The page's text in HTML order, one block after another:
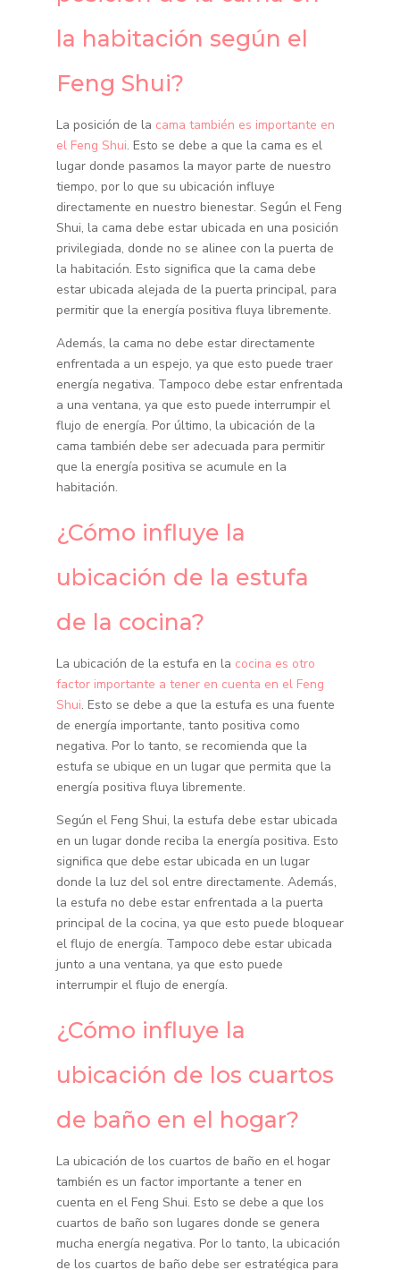
la habitación según el
Feng Shui?
La posición de la cama también es importante en
el Feng Shui. Esto se debe a que la cama es el
lugar donde pasamos la mayor parte de nuestro
tiempo, por lo que su ubicación influye
directamente en nuestro bienestar. Según el Feng
Shui, la cama debe estar ubicada en una posición
privilegiada, donde no se alinee con la puerta de
la habitación. Esto significa que la cama debe
estar ubicada alejada de la puerta principal, para
permitir que la energía positiva fluya libremente.
Además, la cama no debe estar directamente
enfrentada a un espejo, ya que esto puede traer
energía negativa. Tampoco debe estar enfrentada
a una ventana, ya que esto puede interrumpir el
flujo de energía. Por último, la ubicación de la
cama también debe ser adecuada para permitir
que la energía positiva se acumule en la
habitación.
¿Cómo influye la
ubicación de la estufa
de la cocina?
La ubicación de la estufa en la cocina es otro
factor importante a tener en cuenta en el Feng
Shui. Esto se debe a que la estufa es una fuente
de energía importante, tanto positiva como
negativa. Por lo tanto, se recomienda que la
estufa se ubique en un lugar que permita que la
energía positiva fluya libremente.
Según el Feng Shui, la estufa debe estar ubicada
en un lugar donde reciba la energía positiva. Esto
significa que debe estar ubicada en un lugar
donde la luz del sol entre directamente. Además,
la estufa no debe estar enfrentada a la puerta
principal de la cocina, ya que esto puede bloquear
el flujo de energía. Tampoco debe estar ubicada
junto a una ventana, ya que esto puede
interrumpir el flujo de energía.
¿Cómo influye la
ubicación de los cuartos
de baño en el hogar?
La ubicación de los cuartos de baño en el hogar
también es un factor importante a tener en
cuenta en el Feng Shui. Esto se debe a que los
cuartos de baño son lugares donde se genera
mucha energía negativa. Por lo tanto, la ubicación
de los cuartos de baño debe ser estratégica para